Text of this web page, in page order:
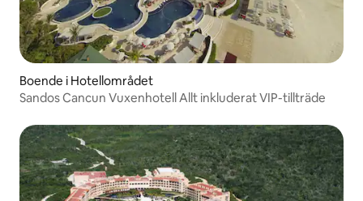
Boende i Hotellområdet
Sandos Cancun Vuxenhotell Allt inkluderat VIP-tillträde